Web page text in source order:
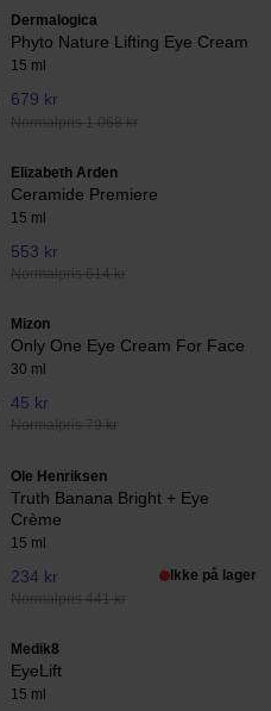
Dermalogica
Phyto Nature Lifting Eye Cream
15 ml
679 kr
Normalpris 1 068 kr
Elizabeth Arden
Ceramide Premiere
15 ml
553 kr
Normalpris 614 kr
Mizon
Only One Eye Cream For Face
30 ml
45 kr
Normalpris 79 kr
Ole Henriksen
Truth Banana Bright + Eye
Crème
15 ml
234 kr
Normalpris 441 kr
Ikke på lager
Medik8
EyeLift
15 ml